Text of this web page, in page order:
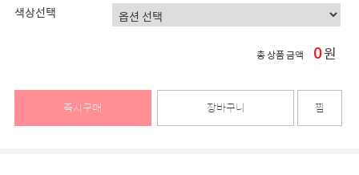
색상선택
총 상품 금액 0원
즉시구매 장바구니 찜